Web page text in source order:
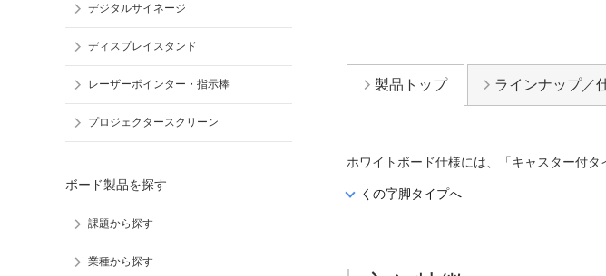
製品トップ ラインナップ／
ホワイトボード仕様には、「キャスター付タ
くの字脚タイプへ
デジタルサイネージ
ディスプレイスタンド
レーザーポインター・指示棒
プロジェクタースクリーン
ボード製品を探す
課題から探す
業種から探す